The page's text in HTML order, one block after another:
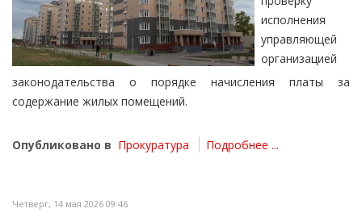
исполнения
управляющей
организацией
законодательства о порядке начисления платы за
содержание жилых помещений.
Опубликовано в Прокуратура Подробнее ...
Четверг, 14 мая 2026 09:46